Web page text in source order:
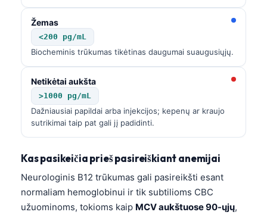
Žemas
<200 pg/mL
Biocheminis trūkumas tikėtinas daugumai suaugusiųjų.
Netikėtai aukšta
>1000 pg/mL
Dažniausiai papildai arba injekcijos; kepenų ar kraujo
sutrikimai taip pat gali jį padidinti.
Kas pasikeičia prieš pasireiškiant anemijai
Neurologinis B12 trūkumas gali pasireikšti esant
normaliam hemoglobinui ir tik subtilioms CBC
užuominoms, tokioms kaip MCV aukštuose 90-ųjų,